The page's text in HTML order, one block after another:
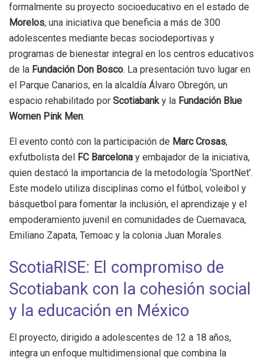
formalmente su proyecto socioeducativo en el estado de
Morelos, una iniciativa que beneficia a más de 300
adolescentes mediante becas sociodeportivas y
programas de bienestar integral en los centros educativos
de la Fundación Don Bosco. La presentación tuvo lugar en
el Parque Canarios, en la alcaldía Álvaro Obregón, un
espacio rehabilitado por Scotiabank y la Fundación Blue
Women Pink Men.
El evento contó con la participación de Marc Crosas,
exfutbolista del FC Barcelona y embajador de la iniciativa,
quien destacó la importancia de la metodología ‘SportNet’.
Este modelo utiliza disciplinas como el fútbol, voleibol y
básquetbol para fomentar la inclusión, el aprendizaje y el
empoderamiento juvenil en comunidades de Cuernavaca,
Emiliano Zapata, Temoac y la colonia Juan Morales.
ScotiaRISE: El compromiso de
Scotiabank con la cohesión social
y la educación en México
El proyecto, dirigido a adolescentes de 12 a 18 años,
integra un enfoque multidimensional que combina la